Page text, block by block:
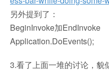
另外提到了：
BeginInvoke加EndInvoke
Application.DoEvents();
3.看了上面一堆的讨论，貌